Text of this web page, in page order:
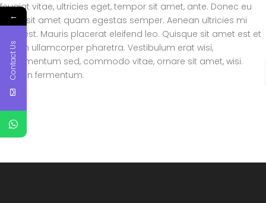
feugiat vitae, ultricies eget, tempor sit amet, ante. Donec eu
libero sit amet quam egestas semper. Aenean ultricies mi
vitae est. Mauris placerat eleifend leo. Quisque sit amet est et
sapien ullamcorper pharetra. Vestibulum erat wisi,
condimentum sed, commodo vitae, ornare sit amet, wisi.
Aenean fermentum.
←
Contact Us